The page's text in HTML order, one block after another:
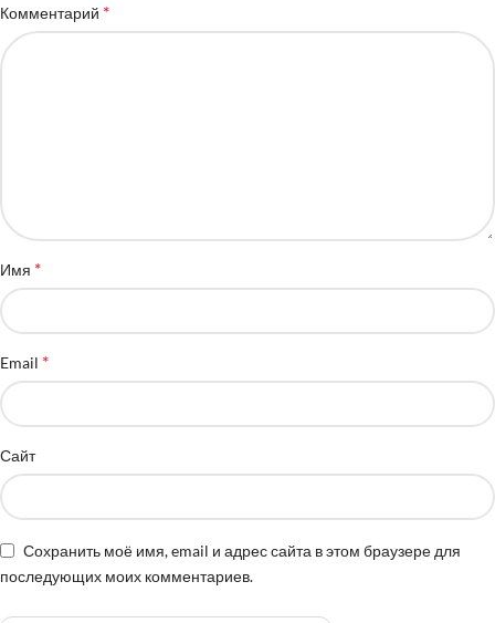
Комментарий *
Имя *
Email *
Сайт
Сохранить моё имя, email и адрес сайта в этом браузере для
последующих моих комментариев.